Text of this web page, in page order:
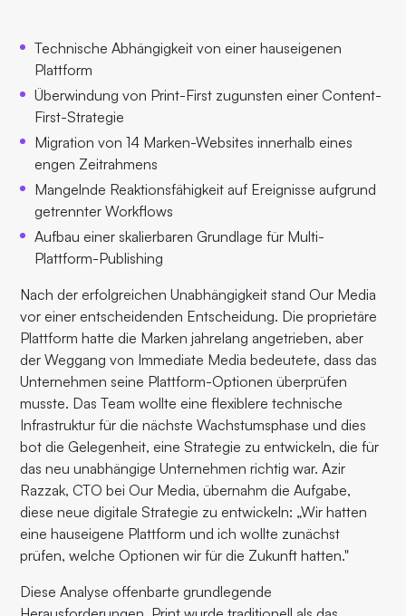
Technische Abhängigkeit von einer hauseigenen
Plattform
Überwindung von Print-First zugunsten einer Content-
First-Strategie
Migration von 14 Marken-Websites innerhalb eines
engen Zeitrahmens
Mangelnde Reaktionsfähigkeit auf Ereignisse aufgrund
getrennter Workflows
Aufbau einer skalierbaren Grundlage für Multi-
Plattform-Publishing
Nach der erfolgreichen Unabhängigkeit stand Our Media
vor einer entscheidenden Entscheidung. Die proprietäre
Plattform hatte die Marken jahrelang angetrieben, aber
der Weggang von Immediate Media bedeutete, dass das
Unternehmen seine Plattform-Optionen überprüfen
musste. Das Team wollte eine flexiblere technische
Infrastruktur für die nächste Wachstumsphase und dies
bot die Gelegenheit, eine Strategie zu entwickeln, die für
das neu unabhängige Unternehmen richtig war. Azir
Razzak, CTO bei Our Media, übernahm die Aufgabe,
diese neue digitale Strategie zu entwickeln: „Wir hatten
eine hauseigene Plattform und ich wollte zunächst
prüfen, welche Optionen wir für die Zukunft hatten."
Diese Analyse offenbarte grundlegende